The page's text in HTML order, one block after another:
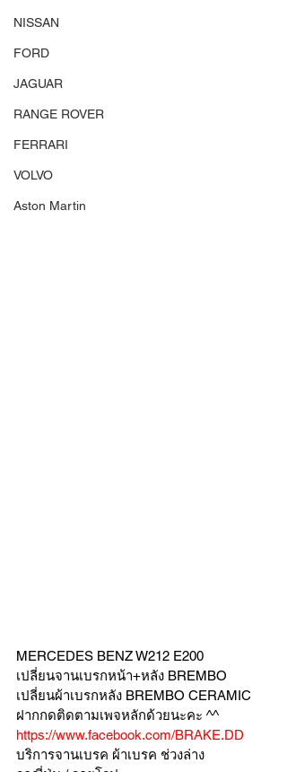
NISSAN
FORD
JAGUAR
RANGE ROVER
FERRARI
VOLVO
Aston Martin
MERCEDES BENZ W212 E200
เปลี่ยนจานเบรกหน้า+หลัง BREMBO
เปลี่ยนผ้าเบรกหลัง BREMBO CERAMIC
ฝากกดติดตามเพจหลักด้วยนะคะ ^^
https://www.facebook.com/BRAKE.DD
บริการจานเบรค ผ้าเบรค ช่วงล่าง